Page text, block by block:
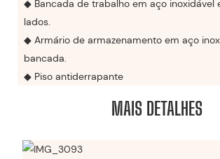
◆ Bancada de trabalho em aço inoxidável
lados.
◆ Armário de armazenamento em aço
bancada.
◆ Piso antiderrapante
MAIS DETALHES